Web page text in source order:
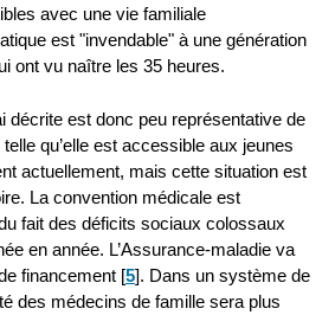
avec une vie familiale
est "invendable" à une génération
ont vu naître les 35 heures.
décrite est donc peu représentative de
qu’elle est accessible aux jeunes
actuellement, mais cette situation est
La convention médicale est
fait des déficits sociaux colossaux
en année. L’Assurance-maladie va
financement [5]. Dans un système de
des médecins de famille sera plus